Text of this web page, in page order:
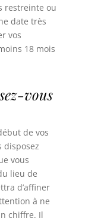
restreinte ou
date très
vos
18 mois
vous
de vos
disposez
vous
lieu de
d’affiner
à ne
chiffre. Il